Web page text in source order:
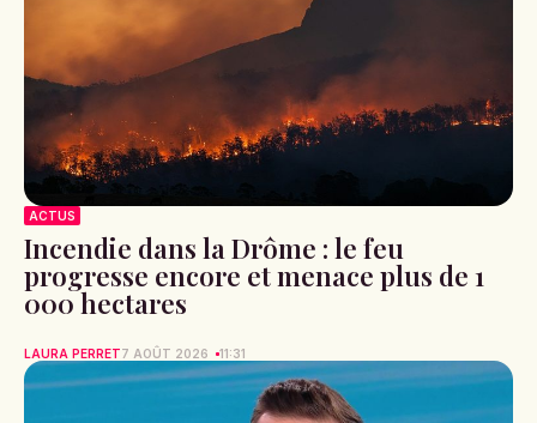
ACTUS
Incendie dans la Drôme : le feu
progresse encore et menace plus de 1
000 hectares
LAURA PERRET7 AOÛT 2026 11:31